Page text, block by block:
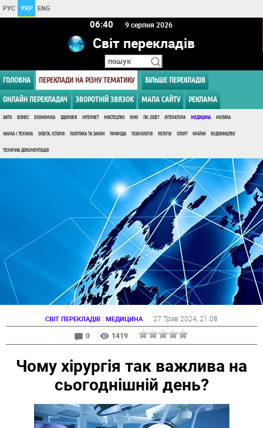
РУС УКР ENG
06 40 9 серпня 2026
Світ перекладів
ГОЛОВНА ПЕРЕКЛАДИ НА РІЗНУ ТЕМАТИКУ БІЛЬШЕ ПЕРЕКЛАДІВ
ОНЛАЙН ПЕРЕКЛАДАЧ ЗВОРОТНІЙ ЗВЯЗОК МАПА САЙТУ РЕКЛАМА
АВТО БІЗНЕС ЕКОНОМІКА ЗДОРОВ'Я ІНТЕРНЕТ МИСТЕЦТВО КІНО ПК, СОФТ ЛІТЕРАТУРА МЕДИЦИНА МУЗИКА
НАУКА І ТЕХНІКА ОСВІТА, ІСТОРІЯ ПОЛІТИКА ТА ЗАКОН ПРИРОДА ПСИХОЛОГІЯ РЕЛІГІЯ СПОРТ КРАЇНИ БУДІВНИЦТВО
ТЕХНІЧНА ДОКУМЕНТАЦІЯ
СВІТ ПЕРЕКЛАДІВ : МЕДИЦИНА 27 Трав 2024 , 21:08
0
1419
Чому хірургія так важлива на
сьогоднішній день?